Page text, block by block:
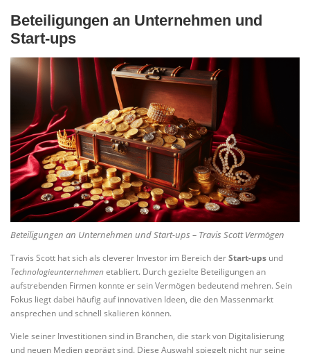
Beteiligungen an Unternehmen und
Start-ups
Beteiligungen an Unternehmen und Start-ups – Travis Scott Vermögen
Travis Scott hat sich als cleverer Investor im Bereich derStart-ups und
Technologieunternehmenetabliert. Durch gezielte Beteiligungen an
aufstrebenden Firmen konnte er sein Vermögen bedeutend mehren. Sein
Fokus liegt dabei häufig auf innovativen Ideen, die den Massenmarkt
ansprechen und schnell skalieren können.
Viele seiner Investitionen sind in Branchen, die stark von Digitalisierung
und neuen Medien geprägt sind. Diese Auswahl spiegelt nicht nur seine